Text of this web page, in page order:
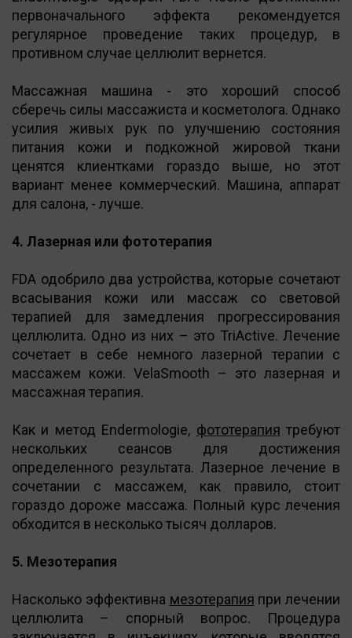
первоначального эффекта рекомендуется
регулярное проведение таких процедур, в
противном случае целлюлит вернется.
Массажная машина - это хороший способ
сберечь силы массажиста и косметолога. Однако
усилия живых рук по улучшению состояния
питания кожи и подкожной жировой ткани
ценятся клиентками гораздо выше, но этот
вариант менее коммерческий. Машина, аппарат
для салона, - лучше.
4. Лазерная или фототерапия
FDA одобрило два устройства, которые сочетают
всасывания кожи или массаж со световой
терапией для замедления прогрессирования
целлюлита. Одно из них – это TriActive. Лечение
сочетает в себе немного лазерной терапии с
массажем кожи. VelaSmooth – это лазерная и
массажная терапия.
Как и метод Endermologie, фототерапия требуют
нескольких сеансов для достижения
определенного результата. Лазерное лечение в
сочетании с массажем, как правило, стоит
гораздо дороже массажа. Полный курс лечения
обходится в несколько тысяч долларов.
5. Мезотерапия
Насколько эффективна мезотерапия при лечении
целлюлита – спорный вопрос. Процедура